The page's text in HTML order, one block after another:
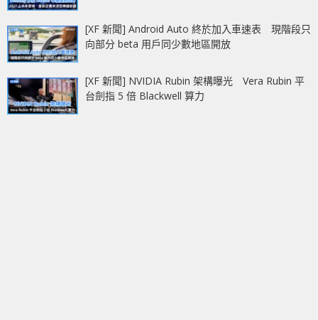
[XF 新聞] Android Auto 終於加入車速表 現階段只
向部分 beta 用戶同少數地區開放
[XF 新聞] NVIDIA Rubin 架構曝光 Vera Rubin 平
台劍指 5 倍 Blackwell 算力